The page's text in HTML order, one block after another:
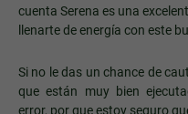
cuenta Serena es una
llenarte de energía con este
Si no le das un chance de
que están muy bien
error, por que estoy seguro